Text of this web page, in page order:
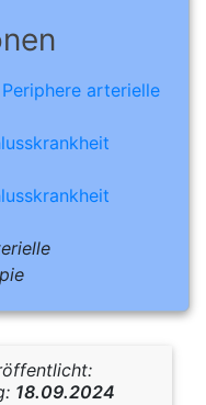
Periphere arterielle
18.09.2024